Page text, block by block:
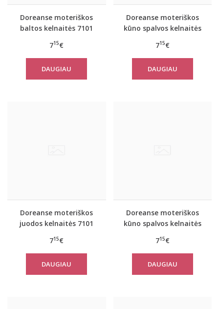
Doreanse moteriškos
baltos kelnaitės 7101
715€
DAUGIAU
Doreanse moteriškos
kūno spalvos kelnaitės
715€
DAUGIAU
Doreanse moteriškos
juodos kelnaitės 7101
715€
DAUGIAU
Doreanse moteriškos
kūno spalvos kelnaitės
715€
DAUGIAU